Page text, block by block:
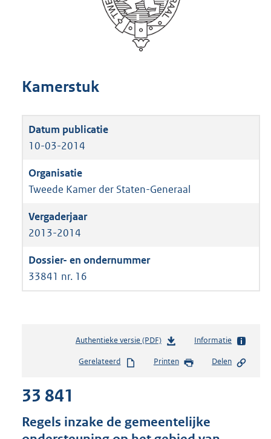
Kamerstuk
10-03-2014
Tweede Kamer der Staten-Generaal
2013-2014
33841 nr. 16
Authentieke versie (PDF)b
s
s
Informatie
Gerelateerd Printen Delen
33 841
Regels inzake de gemeentelijke